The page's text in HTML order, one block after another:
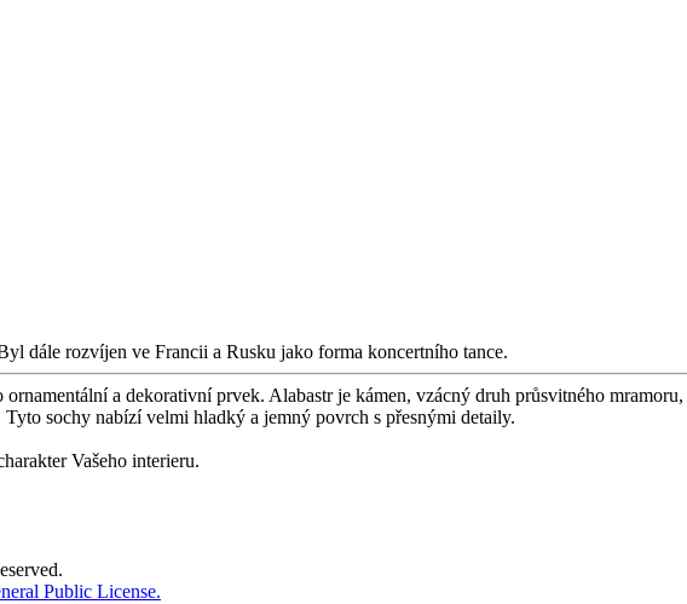
dále rozvíjen ve Francii a Rusku jako forma koncertního tance.
a dekorativní prvek. Alabastr je kámen, vzácný druh průsvitného
sochy nabízí velmi hladký a jemný povrch s přesnými detaily.
Vašeho interieru.
Public License.